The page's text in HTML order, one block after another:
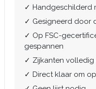
✓ Handgeschilderd
✓ Gesigneerd door
✓ Op FSC-
gespannen
✓ Zijkanten
✓ Direct klaar om